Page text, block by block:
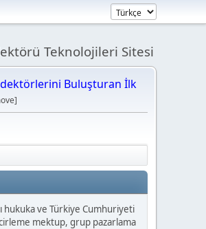
Teknolojileri Sitesi
Buluşturan İlk
hukuka ve Türkiye Cumhuriyeti
mektup, grup pazarlama